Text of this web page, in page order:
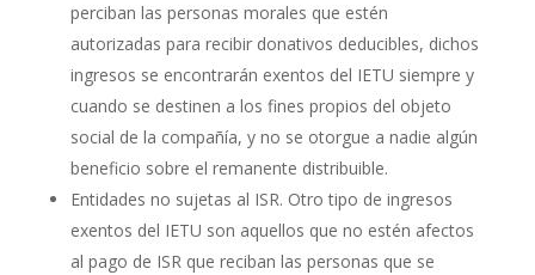
perciban las personas morales que estén
autorizadas para recibir donativos deducibles, dichos
ingresos se encontrarán exentos del IETU siempre y
cuando se destinen a los fines propios del objeto
social de la compañía, y no se otorgue a nadie algún
beneficio sobre el remanente distribuible.
Entidades no sujetas al ISR. Otro tipo de ingresos
exentos del IETU son aquellos que no estén afectos
al pago de ISR que reciban las personas que se